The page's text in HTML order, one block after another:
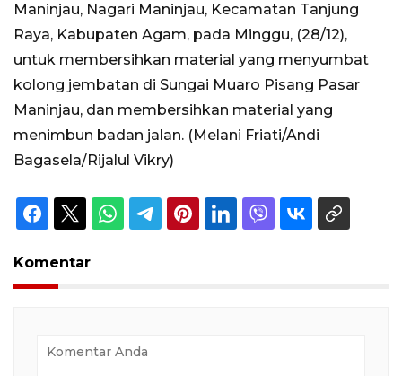
Maninjau, Nagari Maninjau, Kecamatan Tanjung
Raya, Kabupaten Agam, pada Minggu, (28/12),
untuk membersihkan material yang menyumbat
kolong jembatan di Sungai Muaro Pisang Pasar
Maninjau, dan membersihkan material yang
menimbun badan jalan. (Melani Friati/Andi
Bagasela/Rijalul Vikry)
Komentar